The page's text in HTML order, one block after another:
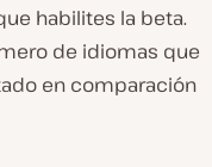
habilites la beta.
de idiomas que
en comparación